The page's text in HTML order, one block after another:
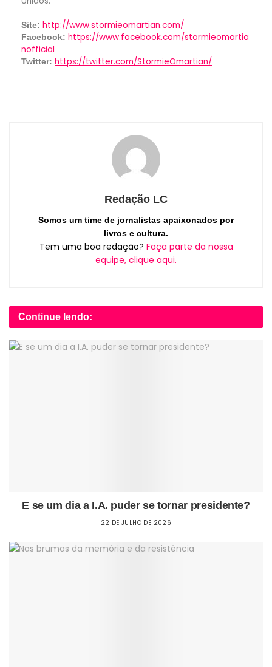
Site: http://www.stormieomartian.com/
Facebook: https://www.facebook.com/stormieomartia
nofficial
Twitter: https://twitter.com/StormieOmartian/
Redação LC
Somos um time de jornalistas apaixonados por
livros e cultura.
Tem uma boa redação? Faça parte da nossa
equipe, clique aqui.
Continue lendo:
E se um dia a I.A. puder se tornar presidente?
22 DE JULHO DE 2026